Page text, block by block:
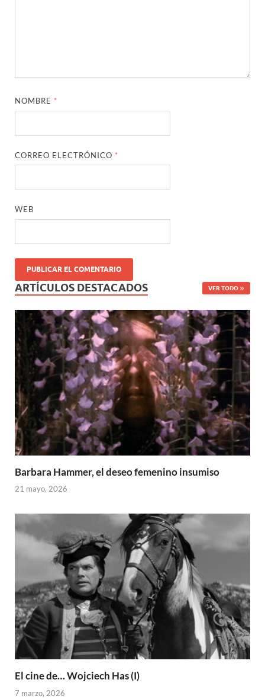
NOMBRE *
CORREO ELECTRÓNICO *
WEB
ARTÍCULOS DESTACADOS VER TODO
Barbara Hammer, el deseo femenino insumiso
21 mayo, 2026
El cine de… Wojciech Has (I)
7 marzo, 2026